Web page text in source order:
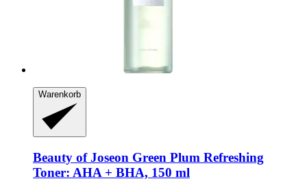
Warenkorb
Beauty of Joseon Green Plum Refreshing
Toner: AHA + BHA, 150 ml